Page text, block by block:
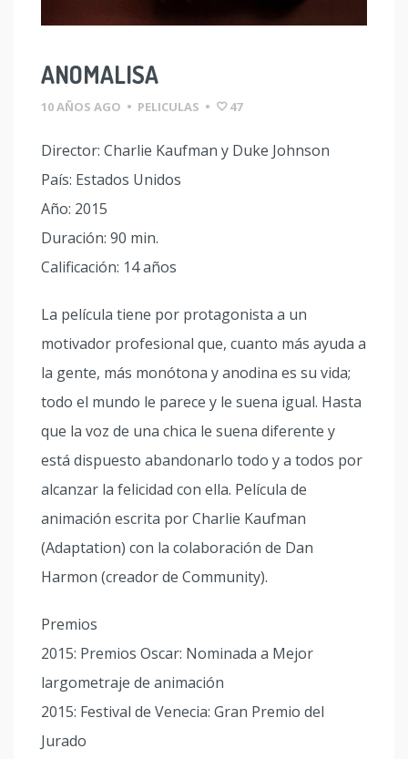
ANOMALISA
10 AÑOS AGO • PELICULAS • 47
Director: Charlie Kaufman y Duke Johnson
País: Estados Unidos
Año: 2015
Duración: 90 min.
Calificación: 14 años
La película tiene por protagonista a un
motivador profesional que, cuanto más ayuda a
la gente, más monótona y anodina es su vida;
todo el mundo le parece y le suena igual. Hasta
que la voz de una chica le suena diferente y
está dispuesto abandonarlo todo y a todos por
alcanzar la felicidad con ella. Película de
animación escrita por Charlie Kaufman
(Adaptation) con la colaboración de Dan
Harmon (creador de Community).
Premios
2015: Premios Oscar: Nominada a Mejor
largometraje de animación
2015: Festival de Venecia: Gran Premio del
Jurado